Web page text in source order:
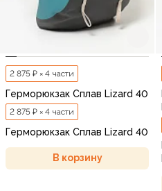
2 875 ₽ × 4 части
Герморюкзак Сплав Lizard 40
2 875 ₽ × 4 части
Герморюкзак Сплав Lizard 40
В корзину